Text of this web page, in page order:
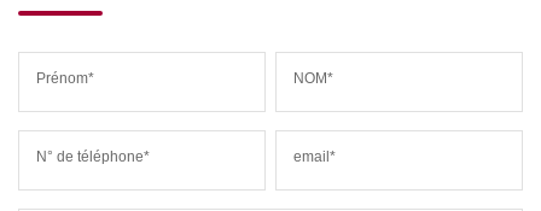
Prénom* NOM*
N° de téléphone* email*